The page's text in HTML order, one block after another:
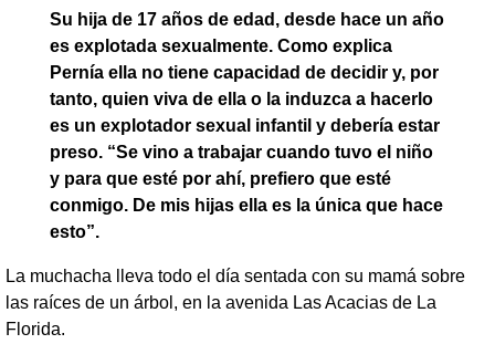
Su hija de 17 años de edad, desde hace un año
es explotada sexualmente. Como explica
Pernía ella no tiene capacidad de decidir y, por
tanto, quien viva de ella o la induzca a hacerlo
es un explotador sexual infantil y debería estar
preso. “Se vino a trabajar cuando tuvo el niño
y para que esté por ahí, prefiero que esté
conmigo. De mis hijas ella es la única que hace
esto”.
La muchacha lleva todo el día sentada con su mamá sobre
las raíces de un árbol, en la avenida Las Acacias de La
Florida.